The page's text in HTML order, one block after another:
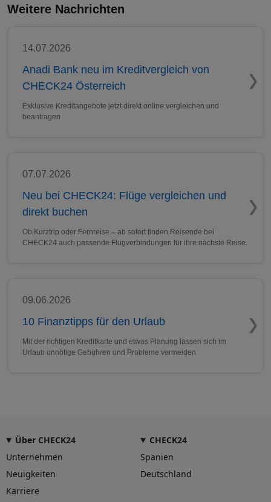
Weitere Nachrichten
14.07.2026
Anadi Bank neu im Kreditvergleich von
CHECK24 Österreich
Exklusive Kreditangebote jetzt direkt online vergleichen und
beantragen
07.07.2026
Neu bei CHECK24: Flüge vergleichen und
direkt buchen
Ob Kurztrip oder Fernreise – ab sofort finden Reisende bei
CHECK24 auch passende Flugverbindungen für ihre nächste Reise.
09.06.2026
10 Finanztipps für den Urlaub
Mit der richtigen Kreditkarte und etwas Planung lassen sich im
Urlaub unnötige Gebühren und Probleme vermeiden.
Über CHECK24
Unternehmen
Neuigkeiten
Karriere
CHECK24
Spanien
Deutschland